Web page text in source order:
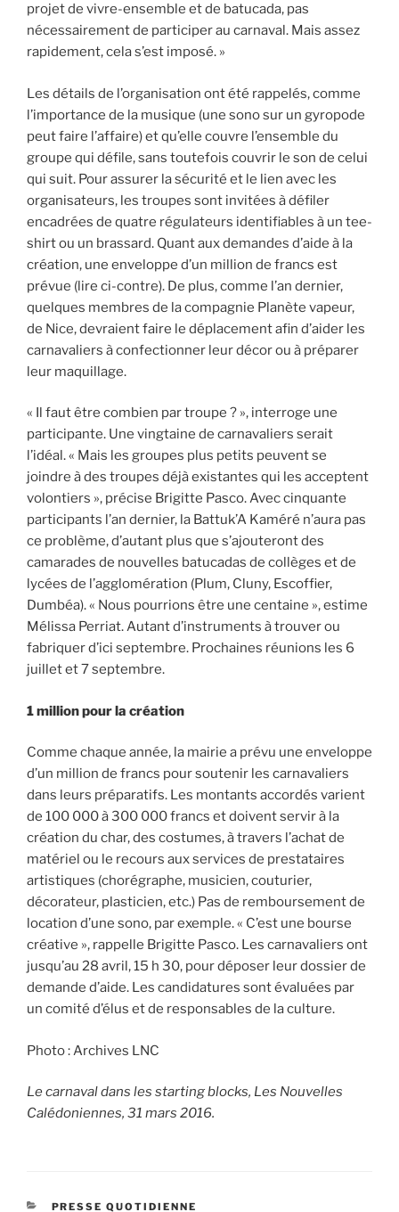
projet de vivre-ensemble et de batucada, pas
nécessairement de participer au carnaval. Mais assez
rapidement, cela s’est imposé. »
Les détails de l’organisation ont été rappelés, comme
l’importance de la musique (une sono sur un gyropode
peut faire l’affaire) et qu’elle couvre l’ensemble du
groupe qui défile, sans toutefois couvrir le son de celui
qui suit. Pour assurer la sécurité et le lien avec les
organisateurs, les troupes sont invitées à défiler
encadrées de quatre régulateurs identifiables à un tee-
shirt ou un brassard. Quant aux demandes d’aide à la
création, une enveloppe d’un million de francs est
prévue (lire ci-contre). De plus, comme l’an dernier,
quelques membres de la compagnie Planète vapeur,
de Nice, devraient faire le déplacement afin d’aider les
carnavaliers à confectionner leur décor ou à préparer
leur maquillage.
« Il faut être combien par troupe ? », interroge une
participante. Une vingtaine de carnavaliers serait
l’idéal. « Mais les groupes plus petits peuvent se
joindre à des troupes déjà existantes qui les acceptent
volontiers », précise Brigitte Pasco. Avec cinquante
participants l’an dernier, la Battuk’A Kaméré n’aura pas
ce problème, d’autant plus que s’ajouteront des
camarades de nouvelles batucadas de collèges et de
lycées de l’agglomération (Plum, Cluny, Escoffier,
Dumbéa). « Nous pourrions être une centaine », estime
Mélissa Perriat. Autant d’instruments à trouver ou
fabriquer d’ici septembre. Prochaines réunions les 6
juillet et 7 septembre.
1 million pour la création
Comme chaque année, la mairie a prévu une enveloppe
d’un million de francs pour soutenir les carnavaliers
dans leurs préparatifs. Les montants accordés varient
de 100 000 à 300 000 francs et doivent servir à la
création du char, des costumes, à travers l’achat de
matériel ou le recours aux services de prestataires
artistiques (chorégraphe, musicien, couturier,
décorateur, plasticien, etc.) Pas de remboursement de
location d’une sono, par exemple. « C’est une bourse
créative », rappelle Brigitte Pasco. Les carnavaliers ont
jusqu’au 28 avril, 15 h 30, pour déposer leur dossier de
demande d’aide. Les candidatures sont évaluées par
un comité d’élus et de responsables de la culture.
Photo : Archives LNC
Le carnaval dans les starting blocks, Les Nouvelles
Calédoniennes, 31 mars 2016.
CATÉGORIES
PRESSE QUOTIDIENNE